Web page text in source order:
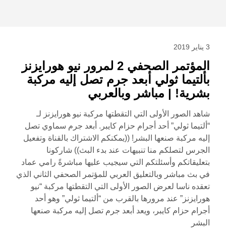
3 يناير 2019
المؤتمر الصحفي 2 لمرور نيو هورايزنز
بألتيما ثولي أبعد جرم تصل إليه مركبة
بشرية! | مباشر وبالعربي
شاهد الصور الأولى التي التقطتها مركبة نيو هورايزنز لـ
“ألتيما ثولي” أحد أجرام حزام كايبر. أبعد جرم سماوي تصل
إليه مركبة صنعها البشر! ((يمكنكم الاشتراك بالقناة وتفعيل
الجرس لتصلكم منا تنبيهات عند بدء البث)) شاركونا
بتعليقاتكم وأسئلتكم التي سيجيب عليها مباشرةً رامي عماد
في بث مباشر وبالتعليق العربي للمؤتمر الصحفي الثاني الذي
تعقده ناسا لعرض الصور الأولى التي التقطتها مركبة “نيو
هورايزنز” عند مرورها بالقرب من “ألتيما ثولي” وهو أحد
أجرام حزام كايبر، ويعد أبعد جرم تصل إليه مركبة صنعها
البشر